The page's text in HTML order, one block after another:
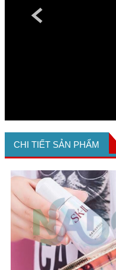
CHI TIẾT SẢN PHẨM